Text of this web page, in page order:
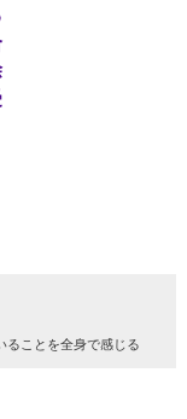
ることを全身で感じる